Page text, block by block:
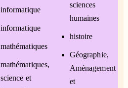
informatique
informatique
mathématiques
mathématiques,
science et
sciences
humaines
histoire
Géographie,
Aménagement
et